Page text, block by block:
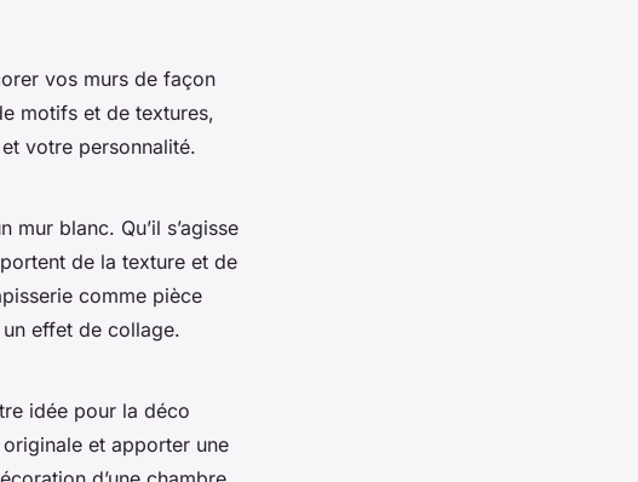
vos murs de façon
motifs et de textures,
votre personnalité.
blanc. Qu’il s’agisse
de la texture et de
comme pièce
effet de collage.
idée pour la déco
et apporter une